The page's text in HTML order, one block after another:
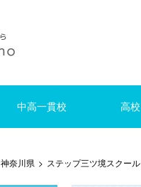
中高一貫校 高校
神奈川県 > ステップ三ツ境スクール